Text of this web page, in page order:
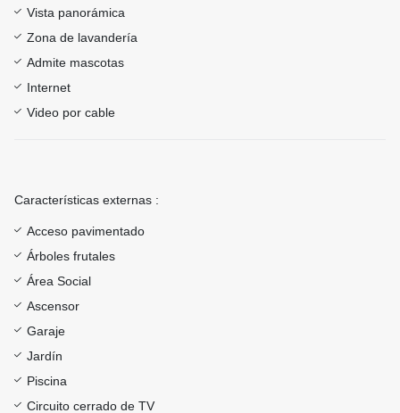
Vista panorámica
Zona de lavandería
Admite mascotas
Internet
Video por cable
Características externas :
Acceso pavimentado
Árboles frutales
Área Social
Ascensor
Garaje
Jardín
Piscina
Circuito cerrado de TV